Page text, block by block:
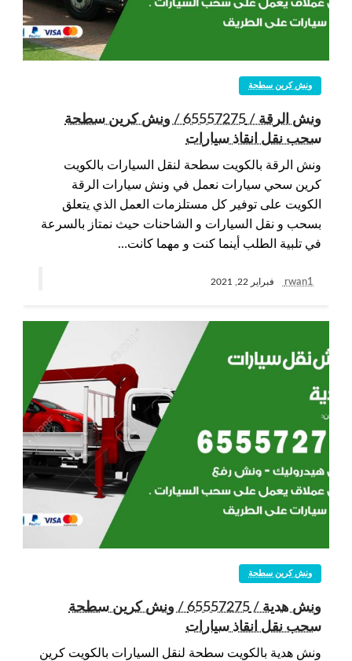
ونش كرين سطحة
ونش الرقة / 65557275 / ونش كرين سطحة
سحب نقل انقاذ سيارات
ونش الرقة بالكويت سطحة لنقل السيارات بالكويت
كرين سحي سيارات نعمل في ونش سيارات الرقة
الكويت على توفير كل مستلزمات العمل الذي يتعلق
بسحب و نقل السيارات و الشاحنات حيث نمتاز بالسرعة
في تلبية الطلب أينما كنت و مهما كانت…
rwan1 فبراير 22, 2021
ونش كرين سطحة
ونش هدية / 65557275 / ونش كرين سطحة
سحب نقل انقاذ سيارات
ونش هدية بالكويت سطحة لنقل السيارات بالكويت كرين